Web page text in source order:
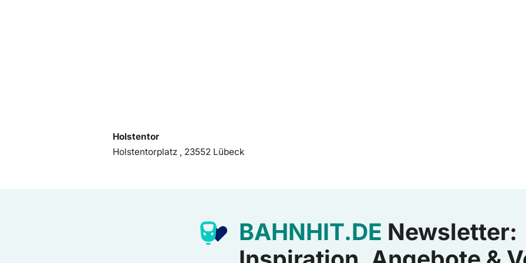
Holstentor
Holstentorplatz , 23552 Lübeck
BAHNHIT.DE Newsletter: